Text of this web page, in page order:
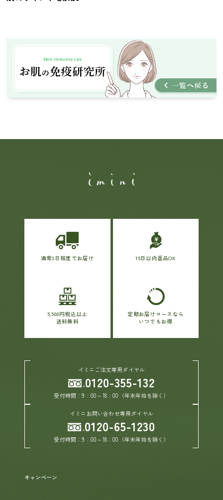
通常3日程度でお届け 15日以内返品OK
5,500円税込以上
送料無料
定期お届けコースなら
いつでもお得
キャンペーン
イミニご注文専用ダイヤル
0120-355-132
受付時間：9：00～18：00（年末年始を除く）
イミニお問い合わせ専用ダイヤル
0120-65-1230
受付時間：9：00～18：00（年末年始を除く）